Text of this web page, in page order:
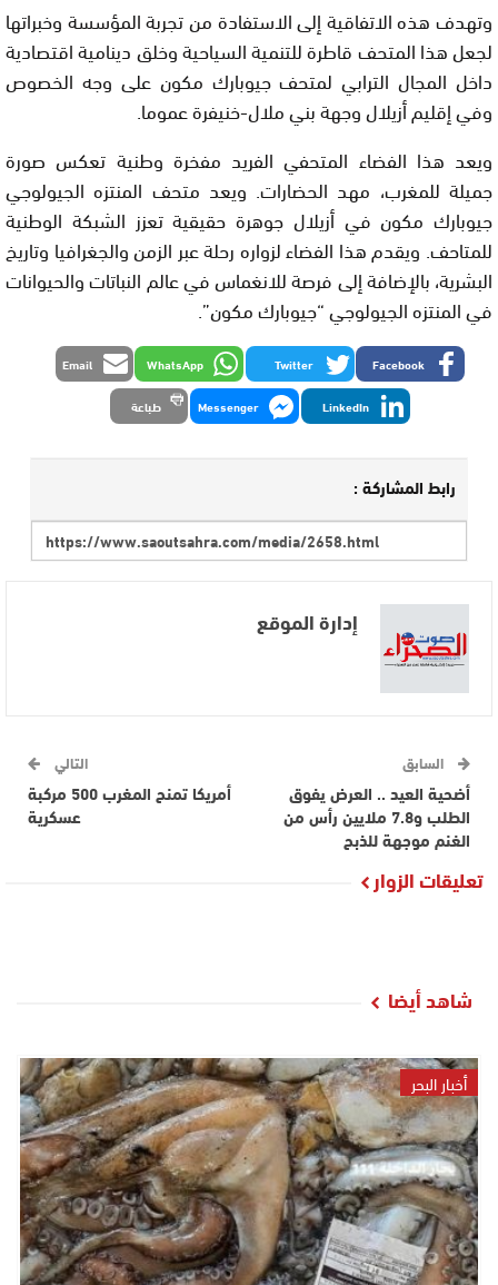
وتهدف هذه الاتفاقية إلى الاستفادة من تجربة المؤسسة وخبراتها
لجعل هذا المتحف قاطرة للتنمية السياحية وخلق دينامية اقتصادية
داخل المجال الترابي لمتحف جيوبارك مكون على وجه الخصوص
وفي إقليم أزيلال وجهة بني ملال-خنيفرة عموما.
ويعد هذا الفضاء المتحفي الفريد مفخرة وطنية تعكس صورة
جميلة للمغرب، مهد الحضارات. ويعد متحف المنتزه الجيولوجي
جيوبارك مكون في أزيلال جوهرة حقيقية تعزز الشبكة الوطنية
للمتاحف. ويقدم هذا الفضاء لزواره رحلة عبر الزمن والجغرافيا وتاريخ
البشرية، بالإضافة إلى فرصة للانغماس في عالم النباتات والحيوانات
في المنتزه الجيولوجي “جيوبارك مكون”.
Facebook
Twitter
WhatsApp
Email
LinkedIn
Messenger طباعة
رابط المشاركة :
إدارة الموقع
السابق
أضحية العيد .. العرض يفوق
الطلب و7.8 ملايين رأس من
الغنم موجهة للذبح
التالي
أمريكا تمنح المغرب 500 مركبة
عسكرية
تعليقات الزوار
شاهد أيضا
أخبار البحر